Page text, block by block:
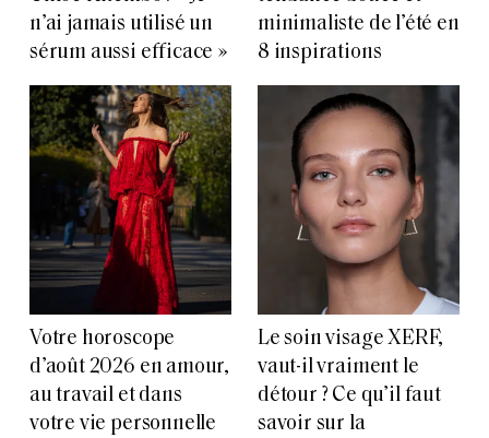
n’ai jamais utilisé un
sérum aussi efficace »
minimaliste de l’été en
8 inspirations
Votre horoscope
d’août 2026 en amour,
au travail et dans
votre vie personnelle
Le soin visage XERF,
vaut-il vraiment le
détour ? Ce qu’il faut
savoir sur la